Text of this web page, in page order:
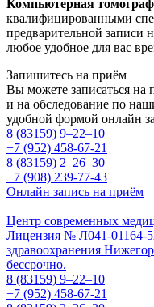
Компьютерная
квалифицированными
предварительной записи
любое удобное для вас
Запишитесь на приём
Вы можете записаться на
и на обследование по
удобной формой онлайн
8 (83159) 9–22–10
+7 (952) 458-67-21
8 (83159) 2–26–30
+7 (908) 239-77-43
Онлайн запись на приём
Центр современных
Лицензия № Л041-01164-
здравоохранения
бессрочно.
8 (83159) 9–22–10
+7 (952) 458-67-21